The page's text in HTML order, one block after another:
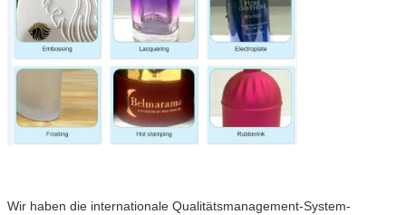
Wir haben die internationale Qualitätsmanagement-System-